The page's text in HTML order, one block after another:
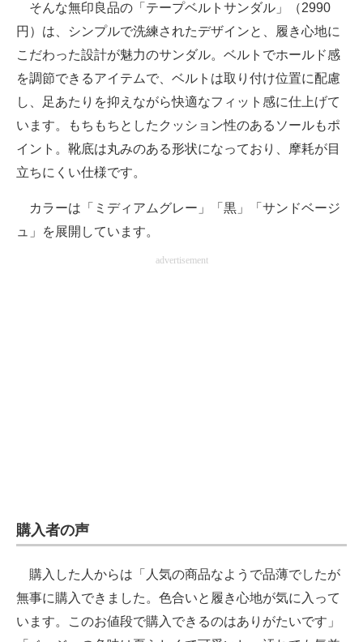
そんな無印良品の「テープベルトサンダル」（2990
円）は、シンプルで洗練されたデザインと、履き心地に
こだわった設計が魅力のサンダル。ベルトでホールド感
を調節できるアイテムで、ベルトは取り付け位置に配慮
し、足あたりを抑えながら快適なフィット感に仕上げて
います。もちもちとしたクッション性のあるソールもポ
イント。靴底は丸みのある形状になっており、摩耗が目
立ちにくい仕様です。
カラーは「ミディアムグレー」「黒」「サンドベージ
ュ」を展開しています。
advertisement
購入者の声
購入した人からは「人気の商品なようで品薄でしたが
無事に購入できました。色合いと履き心地が気に入って
います。このお値段で購入できるのはありがたいです」